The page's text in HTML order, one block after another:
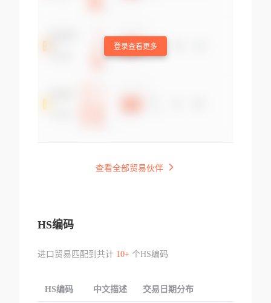
登录查看更多
查看全部贸易伙伴
HS编码
进口贸易匹配到共计 10+个HS编码
HS编码 中文描述 交易日期分布